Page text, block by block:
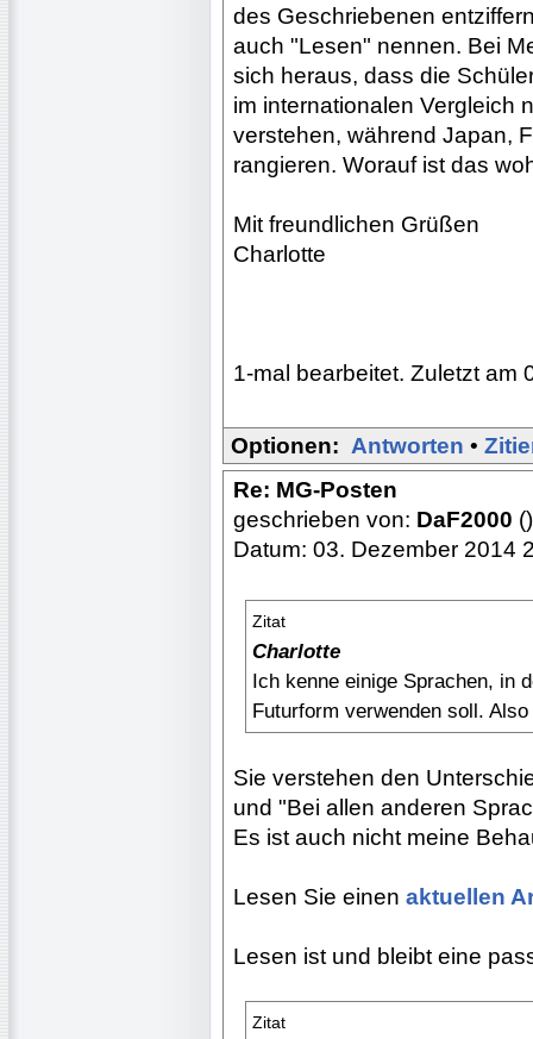
des Geschriebenen
auch "Lesen" nennen. Bei
sich heraus, dass die
im internationalen Vergleich
verstehen, während Japan,
rangieren. Worauf ist das
Mit freundlichen Grüßen
Charlotte
1-mal bearbeitet. Zuletzt am
Optionen: Antworten •
Re: MG-Posten
geschrieben von: DaF2000 ()
Datum: 03. Dezember 2014
Zitat
Charlotte
Ich kenne einige Sprachen, in
Futurform verwenden soll.
Sie verstehen den
und "Bei allen anderen
Es ist auch nicht meine
Lesen Sie einen aktuellen
Lesen ist und bleibt eine
Zitat